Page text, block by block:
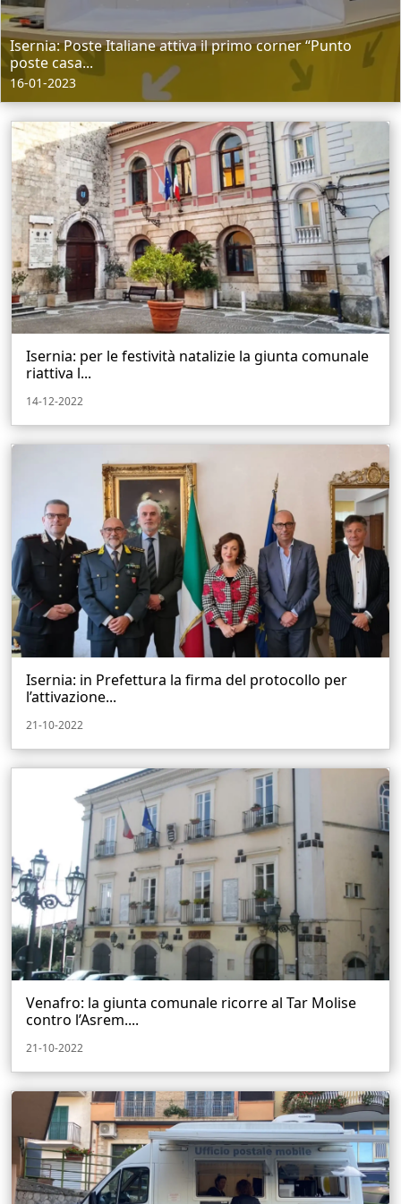
Isernia: Poste Italiane attiva il primo corner “Punto
poste casa...
16-01-2023
Isernia: per le festività natalizie la giunta comunale
riattiva l...
14-12-2022
Isernia: in Prefettura la firma del protocollo per
l’attivazione...
21-10-2022
Venafro: la giunta comunale ricorre al Tar Molise
contro l’Asrem....
21-10-2022